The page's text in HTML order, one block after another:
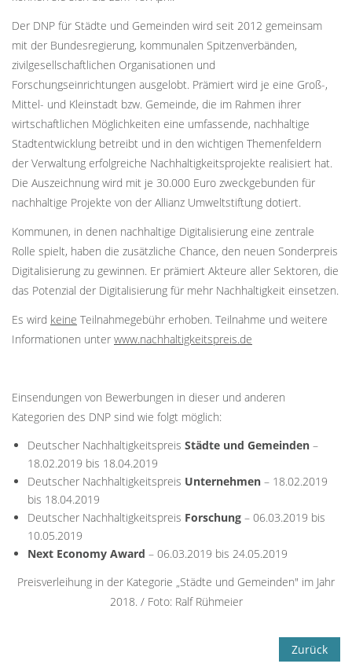
Der DNP für Städte und Gemeinden wird seit 2012 gemeinsam
mit der Bundesregierung, kommunalen Spitzenverbänden,
zivilgesellschaftlichen Organisationen und
Forschungseinrichtungen ausgelobt. Prämiert wird je eine Groß-,
Mittel- und Kleinstadt bzw. Gemeinde, die im Rahmen ihrer
wirtschaftlichen Möglichkeiten eine umfassende, nachhaltige
Stadtentwicklung betreibt und in den wichtigen Themenfeldern
der Verwaltung erfolgreiche Nachhaltigkeitsprojekte realisiert hat.
Die Auszeichnung wird mit je 30.000 Euro zweckgebunden für
nachhaltige Projekte von der Allianz Umweltstiftung dotiert.
Kommunen, in denen nachhaltige Digitalisierung eine zentrale
Rolle spielt, haben die zusätzliche Chance, den neuen Sonderpreis
Digitalisierung zu gewinnen. Er prämiert Akteure aller Sektoren, die
das Potenzial der Digitalisierung für mehr Nachhaltigkeit einsetzen.
Es wird keine Teilnahmegebühr erhoben. Teilnahme und weitere
Informationen unter www.nachhaltigkeitspreis.de
Einsendungen von Bewerbungen in dieser und anderen
Kategorien des DNP sind wie folgt möglich:
Deutscher Nachhaltigkeitspreis Städte und Gemeinden –
18.02.2019 bis 18.04.2019
Deutscher Nachhaltigkeitspreis Unternehmen – 18.02.2019
bis 18.04.2019
Deutscher Nachhaltigkeitspreis Forschung – 06.03.2019 bis
10.05.2019
Next Economy Award – 06.03.2019 bis 24.05.2019
Preisverleihung in der Kategorie „Städte und Gemeinden" im Jahr
2018. / Foto: Ralf Rühmeier
Zurück